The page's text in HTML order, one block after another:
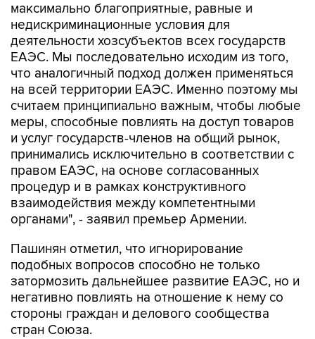
максимально благоприятные, равные и
недискриминационные условия для
деятельности хозсубъектов всех государств
ЕАЭС. Мы последовательно исходим из того,
что аналогичный подход должен применяться
на всей территории ЕАЭС. Именно поэтому мы
считаем принципиально важным, чтобы любые
меры, способные повлиять на доступ товаров
и услуг государств-членов на общий рынок,
принимались исключительно в соответствии с
правом ЕАЭС, на основе согласованных
процедур и в рамках конструктивного
взаимодействия между компетентными
органами", - заявил премьер Армении.
Пашинян отметил, что игнорирование
подобных вопросов способно не только
затормозить дальнейшее развитие ЕАЭС, но и
негативно повлиять на отношение к нему со
стороны граждан и делового сообщества
стран Союза.